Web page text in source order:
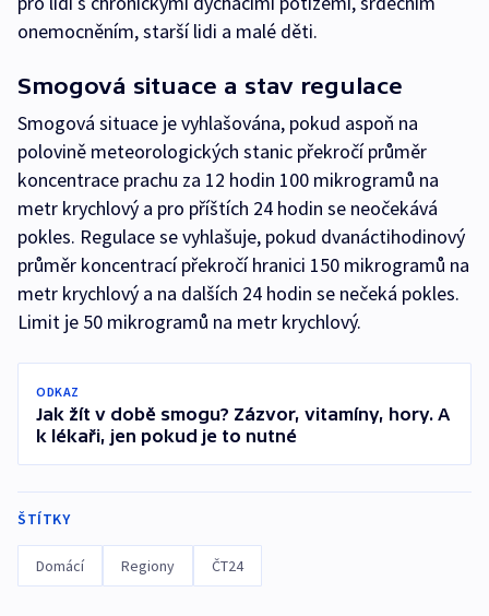
onemocněním, starší lidi a malé děti.
Smogová situace a stav regulace
Smogová situace je vyhlašována, pokud aspoň na
polovině meteorologických stanic překročí průměr
koncentrace prachu za 12 hodin 100 mikrogramů na
metr krychlový a pro příštích 24 hodin se neočekává
pokles. Regulace se vyhlašuje, pokud dvanáctihodinový
průměr koncentrací překročí hranici 150 mikrogramů na
metr krychlový a na dalších 24 hodin se nečeká pokles.
Limit je 50 mikrogramů na metr krychlový.
ODKAZ
Jak žít v době smogu? Zázvor, vitamíny, hory. A
k lékaři, jen pokud je to nutné
ŠTÍTKY
Domácí Regiony ČT24